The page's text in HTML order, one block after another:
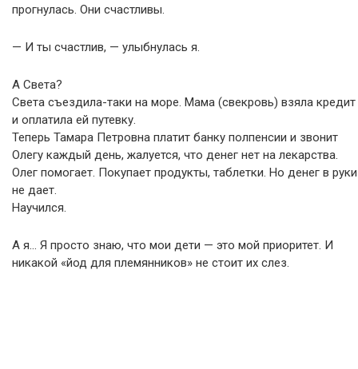
прогнулась. Они счастливы.
— И ты счастлив, — улыбнулась я.
А Света?
Света съездила-таки на море. Мама (свекровь) взяла кредит
и оплатила ей путевку.
Теперь Тамара Петровна платит банку полпенсии и звонит
Олегу каждый день, жалуется, что денег нет на лекарства.
Олег помогает. Покупает продукты, таблетки. Но денег в руки
не дает.
Научился.
А я… Я просто знаю, что мои дети — это мой приоритет. И
никакой «йод для племянников» не стоит их слез.